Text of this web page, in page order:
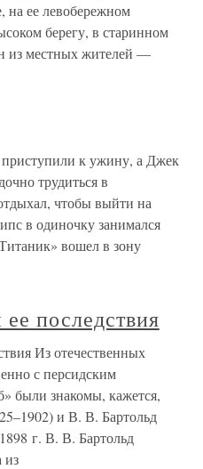
на ее левобережном
берегу, в старинном
из местных жителей —
к ужину, а Джек
трудиться в
чтобы выйти на
в одиночку занимался
вошел в зону
последствия
Из отечественных
с персидским
были знакомы, кажется,
и В. В. Бартольд
г. В. В. Бартольд
из